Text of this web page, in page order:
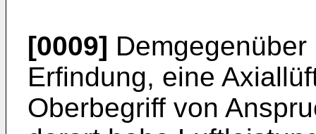
[0009]
Erfindung, eine
Oberbegriff von